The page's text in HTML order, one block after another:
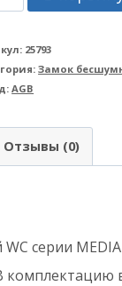
25793
Замок
AGB
Отзывы (0)
серии